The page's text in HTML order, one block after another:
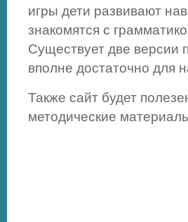
игры дети развивают
знакомятся с
Существует две версии
вполне достаточно для
Также сайт будет
методические